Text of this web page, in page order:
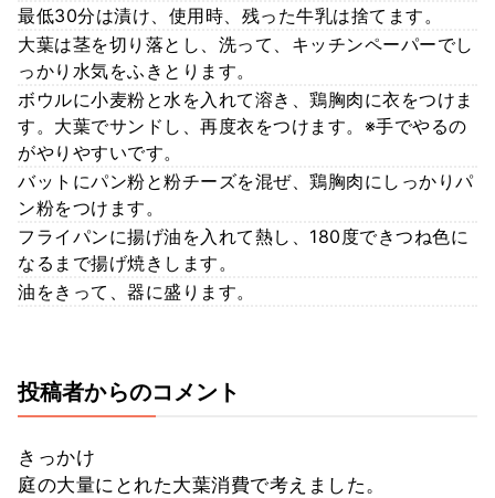
最低30分は漬け、使用時、残った牛乳は捨てます。
大葉は茎を切り落とし、洗って、キッチンペーパーでし
っかり水気をふきとります。
ボウルに小麦粉と水を入れて溶き、鶏胸肉に衣をつけま
す。大葉でサンドし、再度衣をつけます。※手でやるの
がやりやすいです。
バットにパン粉と粉チーズを混ぜ、鶏胸肉にしっかりパ
ン粉をつけます。
フライパンに揚げ油を入れて熱し、180度できつね色に
なるまで揚げ焼きします。
油をきって、器に盛ります。
投稿者からのコメント
きっかけ
庭の大量にとれた大葉消費で考えました。